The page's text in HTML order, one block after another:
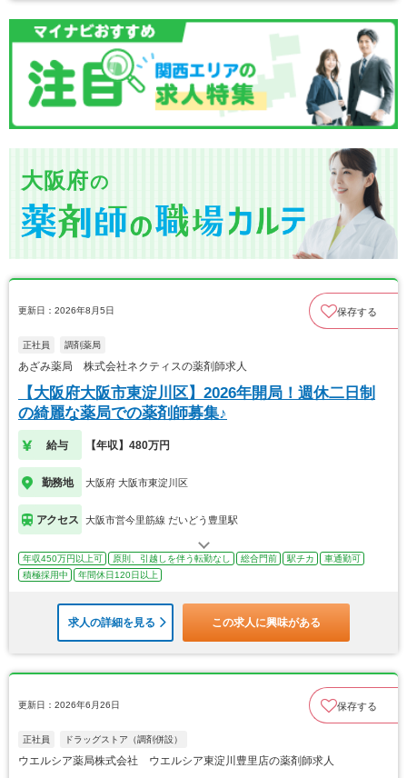
大阪府の
更新日：2026年8月5日 保存する
正社員 調剤薬局
あざみ薬局 株式会社ネクティスの薬剤師求人
【大阪府大阪市東淀川区】2026年開局！週休二日制
の綺麗な薬局での薬剤師募集♪
給与 【年収】480万円
勤務地 大阪府 大阪市東淀川区
アクセス 大阪市営今里筋線 だいどう豊里駅
年収450万円以上可 原則、引越しを伴う転勤なし 総合門前 駅チカ
車通勤可
積極採用中
年間休日120日以上
求人の詳細を見る この求人に興味がある
更新日：2026年6月26日 保存する
正社員 ドラッグストア（調剤併設）
ウエルシア薬局株式会社 ウエルシア東淀川豊里店の薬剤師求人